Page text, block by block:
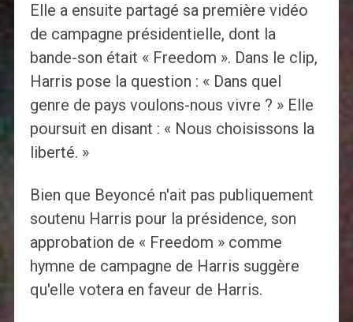
Elle a ensuite partagé sa première vidéo
de campagne présidentielle, dont la
bande-son était « Freedom ». Dans le clip,
Harris pose la question : « Dans quel
genre de pays voulons-nous vivre ? » Elle
poursuit en disant : « Nous choisissons la
liberté. »
Bien que Beyoncé n'ait pas publiquement
soutenu Harris pour la présidence, son
approbation de « Freedom » comme
hymne de campagne de Harris suggère
qu'elle votera en faveur de Harris.